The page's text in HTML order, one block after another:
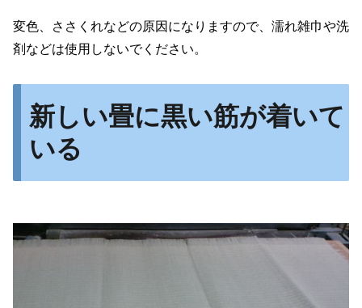
変色、ささくれなどの原因になりますので、濡れ雑巾や洗
剤などは使用しないでください。
新しい畳に黒い筋が着いて
いる